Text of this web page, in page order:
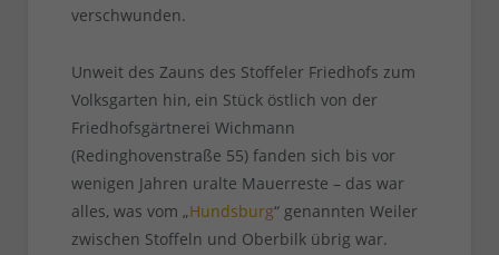
verschwunden.
Unweit des Zauns des Stoffeler Friedhofs zum
Volksgarten hin, ein Stück östlich von der
Friedhofsgärtnerei Wichmann
(Redinghovenstraße 55) fanden sich bis vor
wenigen Jahren uralte Mauerreste – das war
alles, was vom „Hundsburg“ genannten Weiler
zwischen Stoffeln und Oberbilk übrig war.